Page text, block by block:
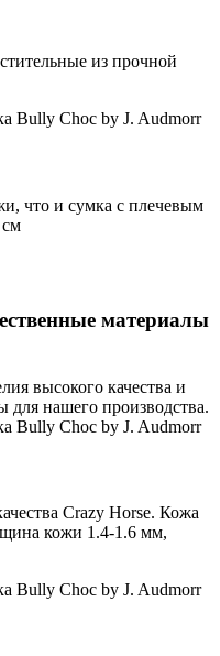
из прочной
что и сумка с плечевым
см
материалы
высокого качества и
нашего производства.
Crazy Horse. Кожа
кожи 1.4-1.6 мм,